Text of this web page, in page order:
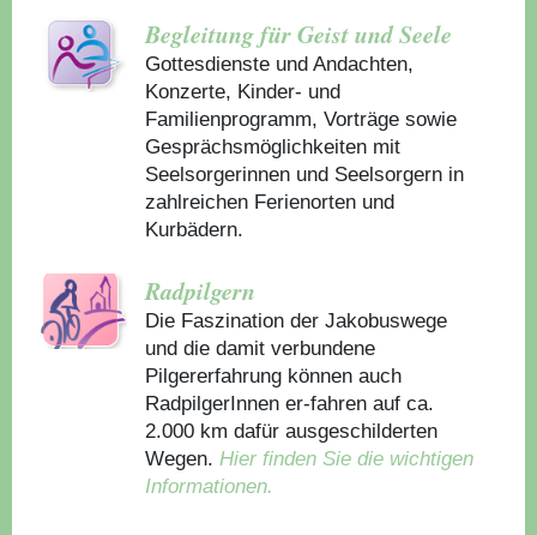
Begleitung für Geist und Seele
Gottesdienste und Andachten,
Konzerte, Kinder- und
Familienprogramm, Vorträge sowie
Gesprächsmöglichkeiten mit
Seelsorgerinnen und Seelsorgern in
zahlreichen Ferienorten und
Kurbädern.
Radpilgern
Die Faszination der Jakobuswege
und die damit verbundene
Pilgererfahrung können auch
RadpilgerInnen er-fahren auf ca.
2.000 km dafür ausgeschilderten
Wegen.Hier finden Sie die wichtigen
Informationen.